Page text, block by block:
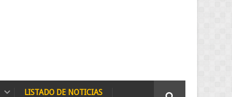
LISTADO DE NOTICIAS